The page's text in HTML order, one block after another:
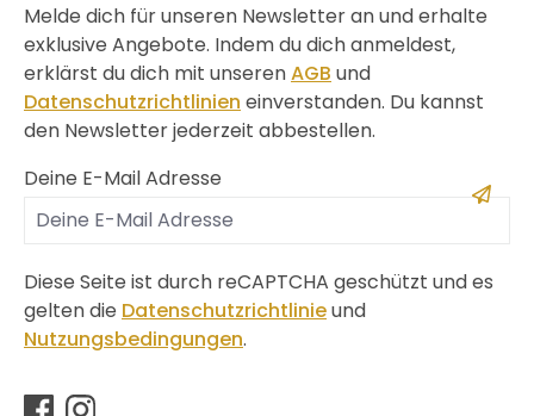
Melde dich für unseren Newsletter an und erhalte
exklusive Angebote. Indem du dich anmeldest,
erklärst du dich mit unserenAGB und
Datenschutzrichtlinien einverstanden. Du kannst
den Newsletter jederzeit abbestellen.
Deine E-Mail Adresse
Diese Seite ist durch reCAPTCHA geschützt und es
gelten die Datenschutzrichtlinieund
Nutzungsbedingungen.